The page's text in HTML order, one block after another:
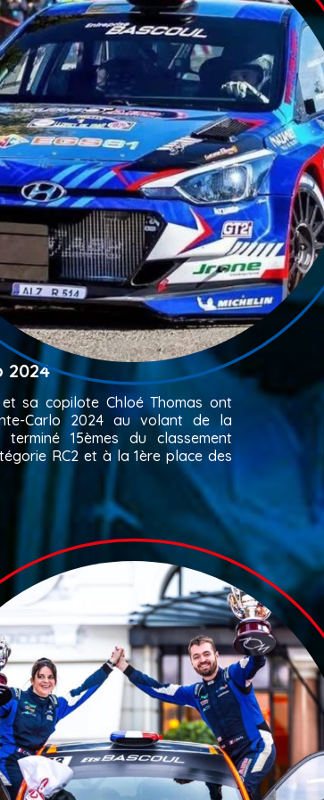
2024
sa copilote Chloé Thomas ont
Carlo 2024 au volant de la
15èmes du classement
RC2 et à la 1ère place des